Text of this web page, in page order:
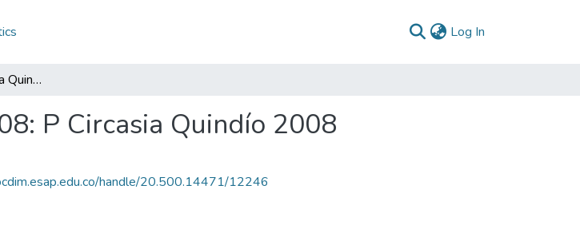
Log In
Presupuesto Circasia Quindío 2008: P Circasia Quindío 2008
P Circasia Quindío 2008
handle/20.500.14471/12246